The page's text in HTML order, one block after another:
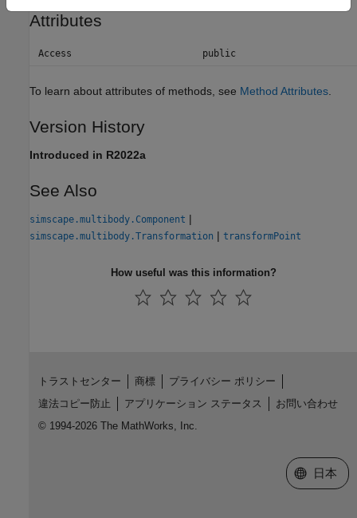
Attributes
Access public
To learn about attributes of methods, see Method Attributes
Version History
Introduced in R2022a
See Also
simscape.multibody.Component |
simscape.multibody.Transformation | transformPoint
How useful was this information?
トラストセンター 商標
プライバシー ポリシー
違法コピー防止
アプリケーション ステータス
お問い合わせ
© 1994-2026 The MathWorks, Inc.
Web サイ
日本